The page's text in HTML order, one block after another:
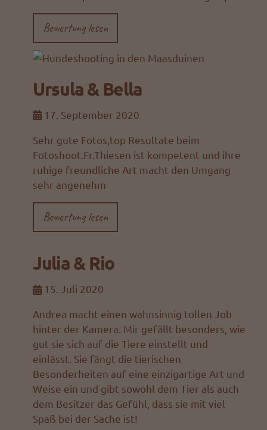
Bewertung lesen
Ursula & Bella
17. September 2020
Sehr gute Fotos,top Resultate beim
Fotoshoot.Fr.Thiesen ist kompetent und ihre
ruhige freundliche Art macht den Umgang
sehr angenehm
Bewertung lesen
Julia & Rio
15. Juli 2020
Andrea macht einen wahnsinnig tollen Job
hinter der Kamera. Mir gefällt besonders, wie
gut sie sich auf die Tiere einstellt und
einlässt. Sie fängt die tierischen
Besonderheiten auf eine einzigartige Art und
Weise ein und gibt sowohl dem Tier als auch
dem Besitzer das Gefühl, dass sie mit viel
Spaß bei der Sache ist!